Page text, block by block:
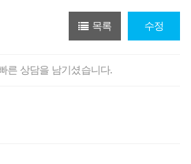
목록 수정
른 상담을 남기셨습니다.